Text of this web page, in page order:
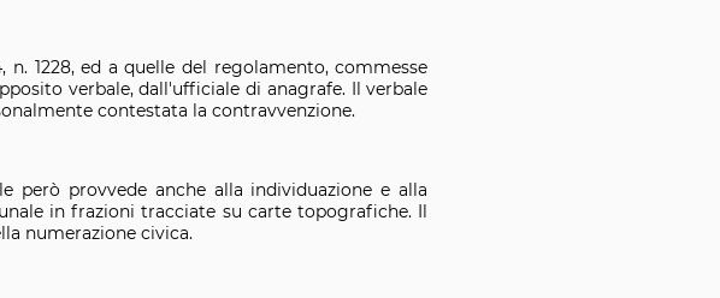
1228, ed a quelle del regolamento, commesse
verbale, dall'ufficiale di anagrafe. Il verbale
contestata la contravvenzione.
però provvede anche alla individuazione e alla
in frazioni tracciate su carte topografiche. Il
numerazione civica.